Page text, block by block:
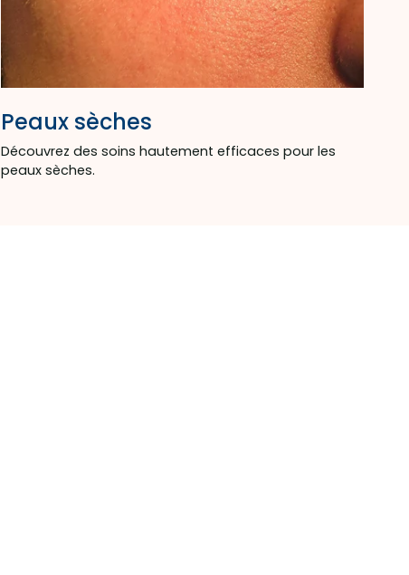
Peaux sèches
Découvrez des soins hautement efficaces pour les
peaux sèches.